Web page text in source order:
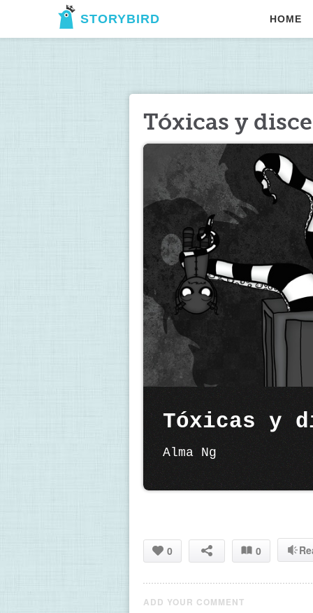
STORYBIRD HOME
Tóxicas y
Tóxicas y
Alma Ng
0 0
ADD YOUR COMMENT